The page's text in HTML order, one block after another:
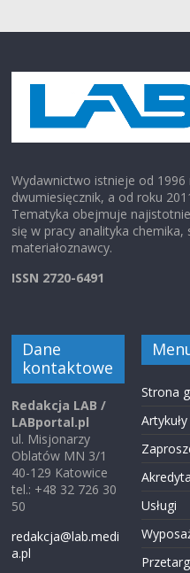
Wydawnictwo istnieje od
dwumiesięcznik, a od roku
Tematyka obejmuje
się w pracy analityka
materiałoznawcy.
ISSN 2720-6491
Dane
kontaktowe
Redakcja LAB /
LABportal.pl
ul. Misjonarzy
Oblatów MN 3/1
40-129 Katowice
tel.: +48 32 726 30
50
redakcja@lab.medi
a.pl
Strona
Artykuły
Usługi